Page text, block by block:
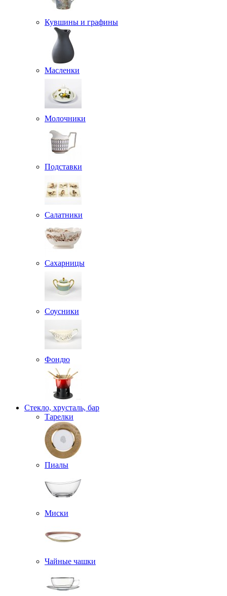
Кувшины и графины
Масленки
Молочники
Подставки
Салатники
Сахарницы
Соусники
Фондю
Стекло, хрусталь, бар
Тарелки
Пиалы
Миски
Чайные чашки